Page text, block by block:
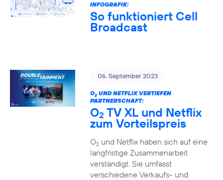
INFOGRAFIK:
So funktioniert Cell
Broadcast
06. September 2023
O2UND NETFLIX VERTIEFEN
PARTNERSCHAFT:
O2 TV XL und Netflix
zum Vorteilspreis
O2und Netflix haben sich auf eine
langfristige Zusammenarbeit
verständigt. Sie umfasst
verschiedene Verkaufs- und